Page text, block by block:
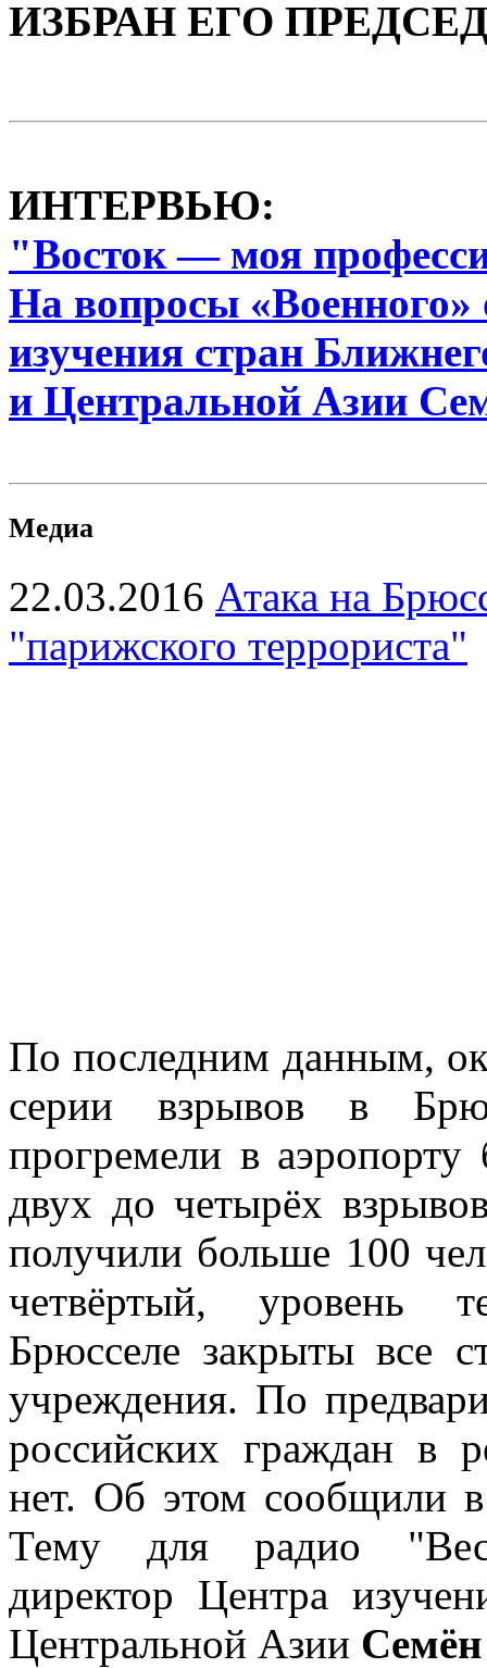
ИЗБРАН ЕГО
ИНТЕРВЬЮ:
"Восток — моя
На вопросы «Военного»
изучения стран
и Центральной Азии
Медиа
22.03.2016 Атака на
"парижского террориста"
По последним данным,
серии взрывов в
прогремели в аэропорту
двух до четырёх
получили больше 100
четвёртый, уровень
Брюсселе закрыты все
учреждения. По
российских граждан в
нет. Об этом сообщили в
Тему для радио
директор Центра
Центральной Азии Семён